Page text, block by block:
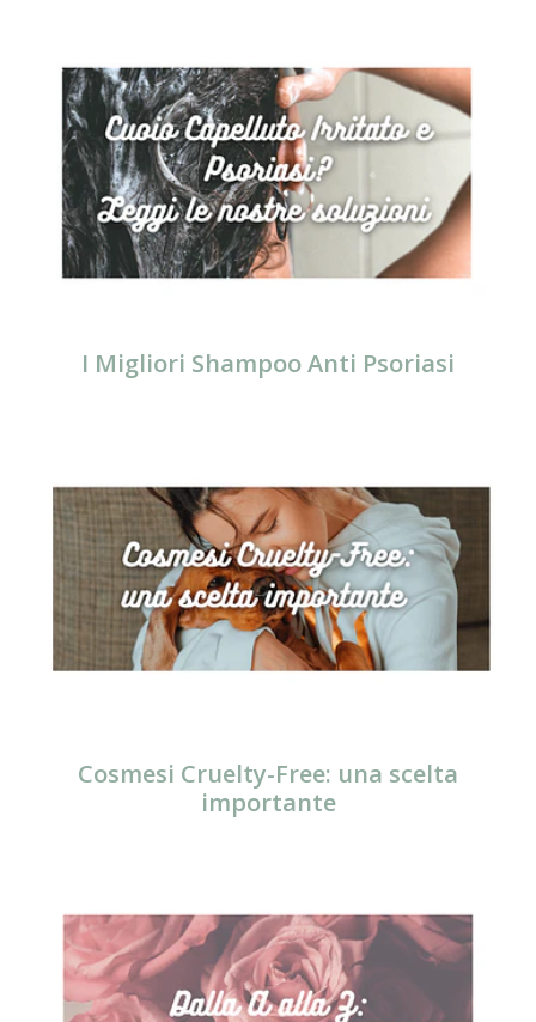
I Migliori Shampoo Anti Psoriasi
Cosmesi Cruelty-Free: una scelta
importante